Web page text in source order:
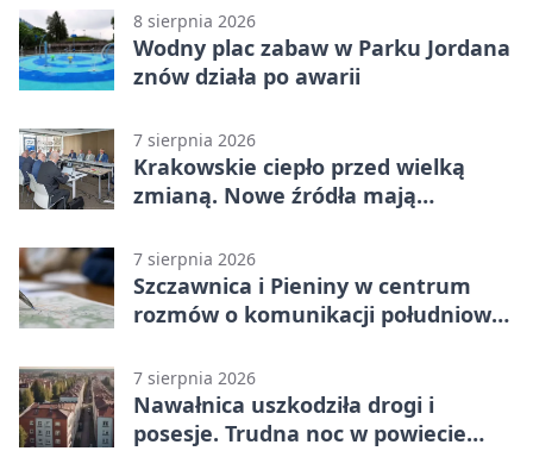
8 sierpnia 2026
Wodny plac zabaw w Parku Jordana
znów działa po awarii
7 sierpnia 2026
Krakowskie ciepło przed wielką
zmianą. Nowe źródła mają
7 sierpnia 2026
Szczawnica i Pieniny w centrum
rozmów o komunikacji południowej
7 sierpnia 2026
Nawałnica uszkodziła drogi i
posesje. Trudna noc w powiecie